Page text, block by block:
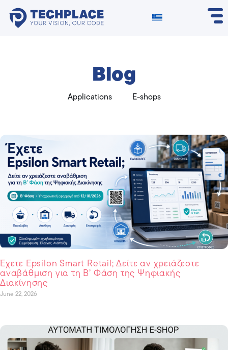
Blog
Applications E-shops
Έχετε Epsilon Smart Retail; Δείτε αν χρειάζεστε
αναβάθμιση για τη Β’ Φάση της Ψηφιακής
Διακίνησης
June 22, 2026